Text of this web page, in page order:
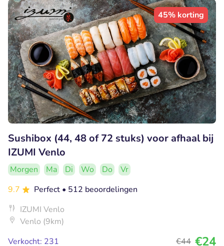
45% korting
Sushibox (44, 48 of 72 stuks) voor afhaal bij
IZUMI Venlo
Morgen Ma Di Wo Do
Vr
9.7
Perfect • 512 beoordelingen
IZUMI Venlo
Venlo (9km)
Verkocht: 231
€44 €24